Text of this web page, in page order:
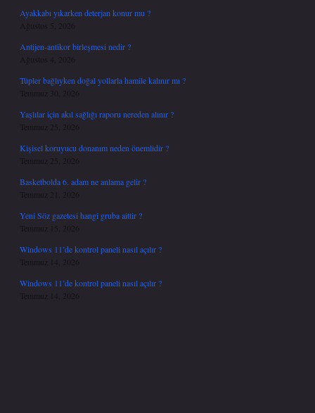
Ayakkabı yıkarken deterjan konur mu ?
Ağustos 5, 2026
Antijen-antikor birleşmesi nedir ?
Ağustos 4, 2026
Tüpler bağlıyken doğal yollarla hamile kalınır mı ?
Temmuz 30, 2026
Yaşlılar için akıl sağlığı raporu nereden alınır ?
Temmuz 25, 2026
Kişisel koruyucu donanım neden önemlidir ?
Temmuz 25, 2026
Basketbolda 6. adam ne anlama gelir ?
Temmuz 21, 2026
Yeni Söz gazetesi hangi gruba aittir ?
Temmuz 15, 2026
Windows 11’de kontrol paneli nasıl açılır ?
Temmuz 14, 2026
Windows 11’de kontrol paneli nasıl açılır ?
Temmuz 14, 2026